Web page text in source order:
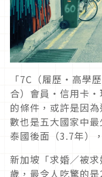
「7C（履歷・高學
合）會員・信用卡
的條件，或許是因
數也是五大國家中
泰國後面（3.7年）
新加坡「求婚／被
歲，最令人吃驚的